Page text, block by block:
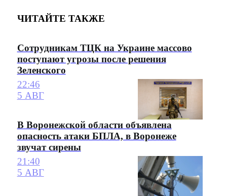
ЧИТАЙТЕ ТАКЖЕ
Сотрудникам ТЦК на Украине массово
поступают угрозы после решения
Зеленского
22:46
5 АВГ
В Воронежской области объявлена
опасность атаки БПЛА, в Воронеже
звучат сирены
21:40
5 АВГ